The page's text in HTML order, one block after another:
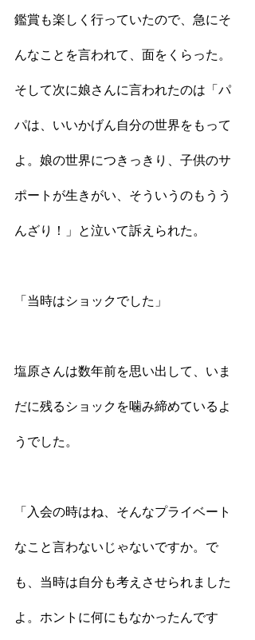
鑑賞も楽しく行っていたので、急にそ
んなことを言われて、面をくらった。
そして次に娘さんに言われたのは「パ
パは、いいかげん自分の世界をもって
よ。娘の世界につきっきり、子供のサ
ポートが生きがい、そういうのもうう
んざり！」と泣いて訴えられた。
「当時はショックでした」
塩原さんは数年前を思い出して、いま
だに残るショックを噛み締めているよ
うでした。
「入会の時はね、そんなプライベート
なこと言わないじゃないですか。で
も、当時は自分も考えさせられました
よ。ホントに何にもなかったんです